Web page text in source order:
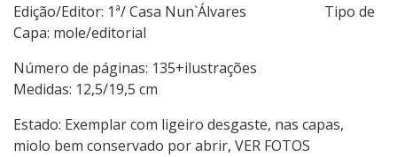
Edição/Editor: 1ª/ Casa Nun`Álvares Tipo de
Capa: mole/editorial
Número de páginas: 135+ilustrações
Medidas: 12,5/19,5 cm
Estado: Exemplar com ligeiro desgaste, nas capas,
miolo bem conservado por abrir, VER FOTOS